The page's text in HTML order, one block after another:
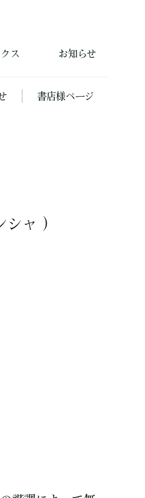
ス お知らせ
書店様ページ
ャ ）